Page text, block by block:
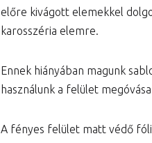
előre kivágott elemekkel
karosszéria elemre.
Ennek hiányában magunk
használunk a felület
A fényes felület matt védő